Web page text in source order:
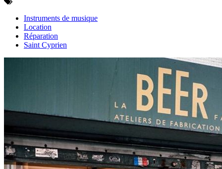
Instruments de musique
Location
Réparation
Saint Cyprien